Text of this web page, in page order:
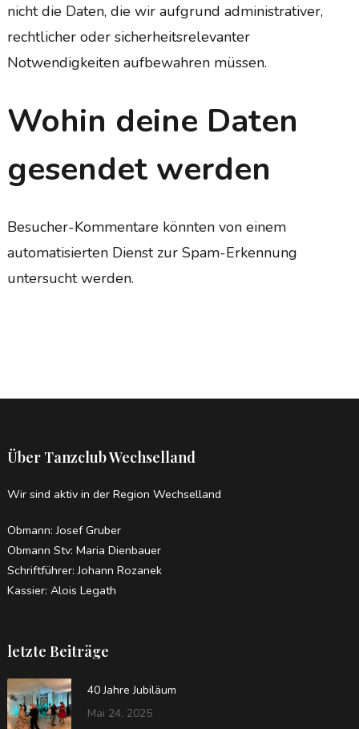
nicht die Daten, die wir aufgrund administrativer,
rechtlicher oder sicherheitsrelevanter
Notwendigkeiten aufbewahren müssen.
Wohin deine Daten
gesendet werden
Besucher-Kommentare könnten von einem
automatisierten Dienst zur Spam-Erkennung
untersucht werden.
Über Tanzclub Wechselland
Wir sind aktiv in der Region Wechselland
Obmann: Josef Gruber
Obmann Stv: Maria Dienbauer
Schriftführer: Johann Rozanek
Kassier: Alois Legath
letzte Beiträge
40 Jahre Jubiläum
Mai 24, 2025